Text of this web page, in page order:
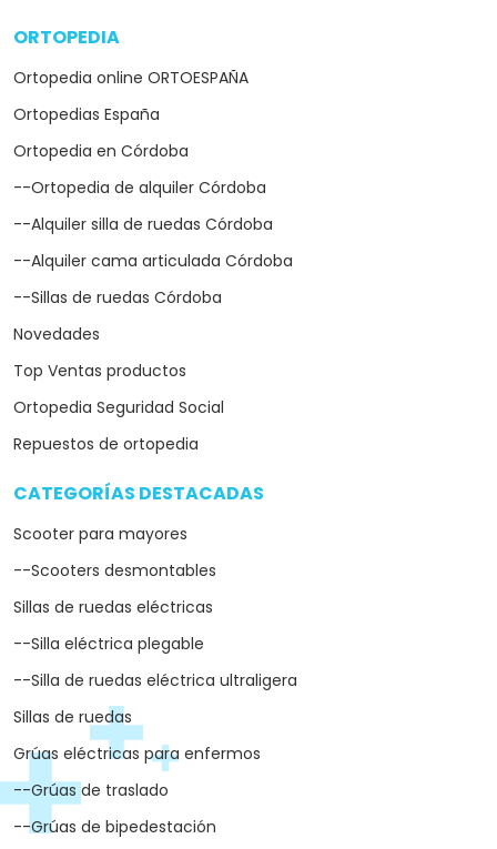
ORTOPEDIA
Ortopedia online ORTOESPAÑA
Ortopedias España
Ortopedia en Córdoba
--Ortopedia de alquiler Córdoba
--Alquiler silla de ruedas Córdoba
--Alquiler cama articulada Córdoba
--Sillas de ruedas Córdoba
Novedades
Top Ventas productos
Ortopedia Seguridad Social
Repuestos de ortopedia
CATEGORÍAS DESTACADAS
Scooter para mayores
--Scooters desmontables
Sillas de ruedas eléctricas
--Silla eléctrica plegable
--Silla de ruedas eléctrica ultraligera
Sillas de ruedas
Grúas eléctricas para enfermos
--Grúas de traslado
--Grúas de bipedestación